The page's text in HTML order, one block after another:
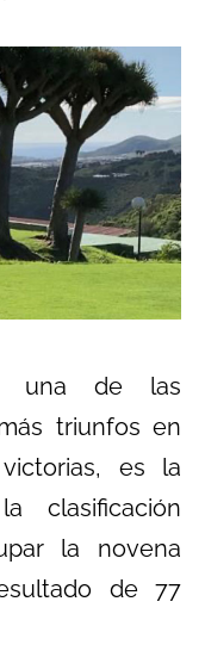
una de las
triunfos en
es la
clasificación
la novena
de 77